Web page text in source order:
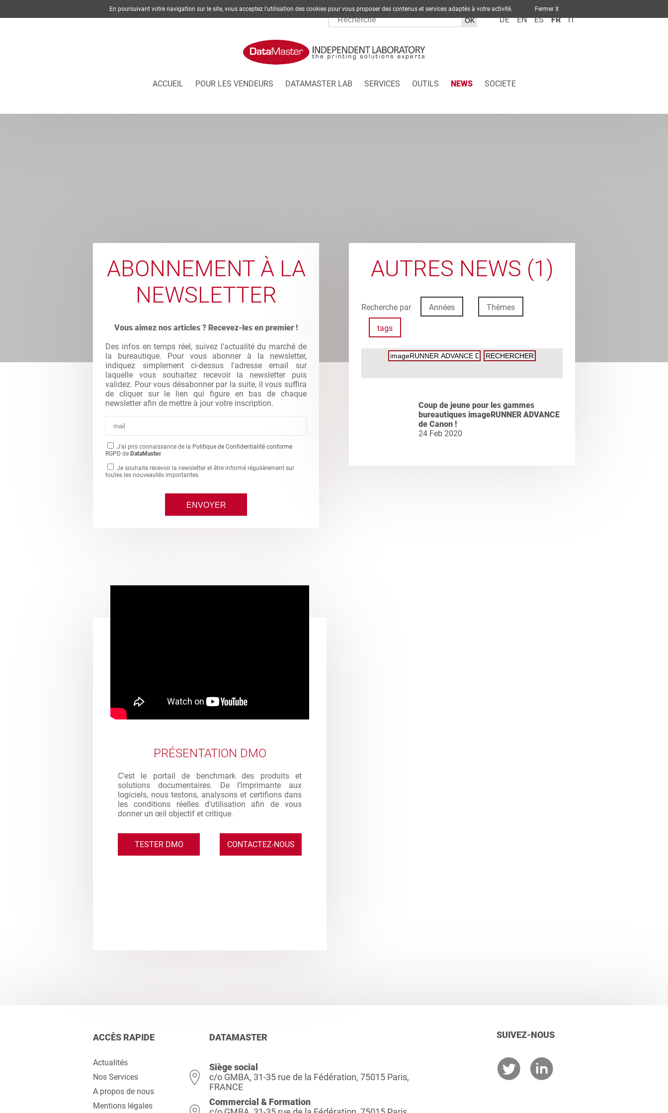
DE EN ES FR IT
ACCUEIL POUR LES VENDEURS DATAMASTER LAB SERVICES OUTILS NEWS SOCIETE
ABONNEMENT À LA
NEWSLETTER
Vous aimez nos articles ? Recevez-les en premier !
Des infos en temps réel, suivez l'actualité du marché de
la bureautique. Pour vous abonner à la newsletter,
indiquez simplement ci-dessus l'adresse email sur
laquelle vous souhaitez recevoir la newsletter puis
validez. Pour vous désabonner par la suite, il vous suffira
de cliquer sur le lien qui figure en bas de chaque
newsletter afin de mettre à jour votre inscription.
J'ai pris connaissance de la Politique de Confidentialité conforme
RGPD de DataMaster
Je souhaite recevoir la newsletter et être informé régulièrement sur
toutes les nouveautés importantes
PRÉSENTATION DMO
C'est le portail de benchmark des produits et
solutions documentaires. De l’imprimante aux
logiciels, nous testons, analysons et certifions dans
les conditions réelles d'utilisation afin de vous
donner un œil objectif et critique.
TESTER DMO CONTACTEZ-NOUS
AUTRES NEWS (1)
Recherche par Années Thèmes
tags
Coup de jeune pour les gammes
bureautiques imageRUNNER ADVANCE
de Canon !
24 Feb 2020
ACCÈS RAPIDE
Actualités
Nos Services
A propos de nous
Mentions légales
DATAMASTER
Siège social
c/o GMBA, 31-35 rue de la Fédération, 75015 Paris,
FRANCE
Commercial & Formation
SUIVEZ-NOUS
En poursuivant votre navigation sur le site, vous acceptez l'utilisation des cookies pour vous proposer des contenus et services adaptés à votre activité. Fermer X